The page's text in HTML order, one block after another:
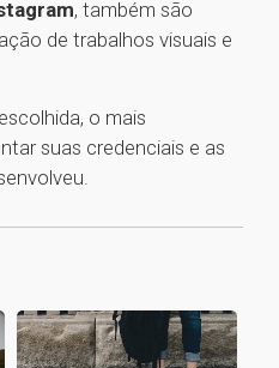
, também são
de trabalhos visuais e
o mais
suas credenciais e as
1